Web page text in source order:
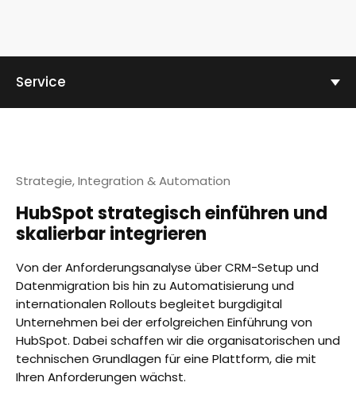
Service
Strategie, Integration & Automation
HubSpot strategisch einführen und
skalierbar integrieren
Von der Anforderungsanalyse über CRM-Setup und
Datenmigration bis hin zu Automatisierung und
internationalen Rollouts begleitet burgdigital
Unternehmen bei der erfolgreichen Einführung von
HubSpot. Dabei schaffen wir die organisatorischen und
technischen Grundlagen für eine Plattform, die mit
Ihren Anforderungen wächst.